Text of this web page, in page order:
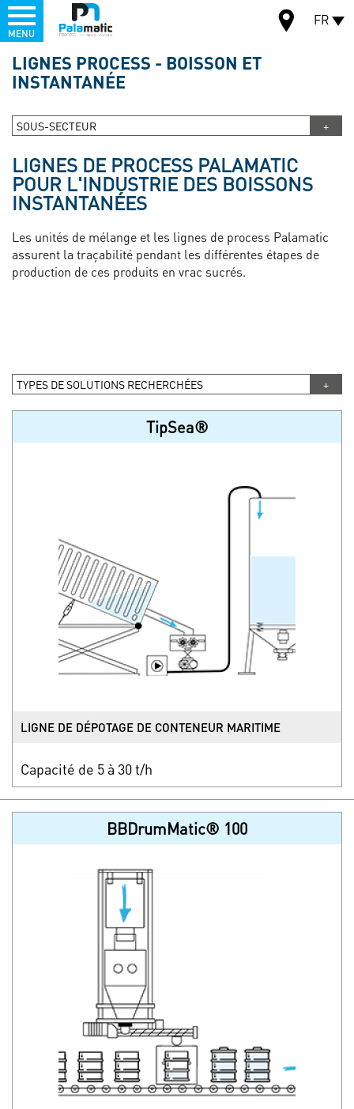
au
contenu
Menu FR
MENU
LIGNES PROCESS - BOISSON ET
INSTANTANÉE
SOUS-SECTEUR
LIGNES DE PROCESS PALAMATIC
POUR L'INDUSTRIE DES BOISSONS
INSTANTANÉES
Les unités de mélange et les lignes de process Palamatic
assurent la traçabilité pendant les différentes étapes de
production de ces produits en vrac sucrés.
TYPES DE SOLUTIONS RECHERCHÉES
TipSea®
LIGNE DE DÉPOTAGE DE CONTENEUR MARITIME
Capacité de 5 à 30 t/h
BBDrumMatic® 100